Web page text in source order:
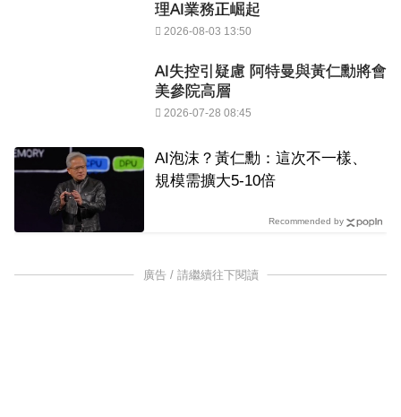
理AI業務正崛起
2026-08-03 13:50
AI失控引疑慮 阿特曼與黃仁勳將會
美參院高層
2026-07-28 08:45
AI泡沫？黃仁勳：這次不一樣、
規模需擴大5-10倍
Recommended by
廣告 / 請繼續往下閱讀